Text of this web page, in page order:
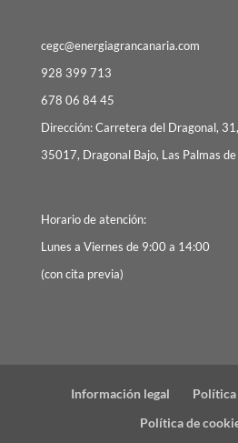
cegc@energiagrancanaria.com
928 399 713
678 06 84 45
Dirección: Carretera del Dragonal,
35017, Dragonal Bajo, Las Palmas
Horario de atención:
Lunes a Viernes de 9:00 a 14:00
(con cita previa)
Información legal
Política
Política de